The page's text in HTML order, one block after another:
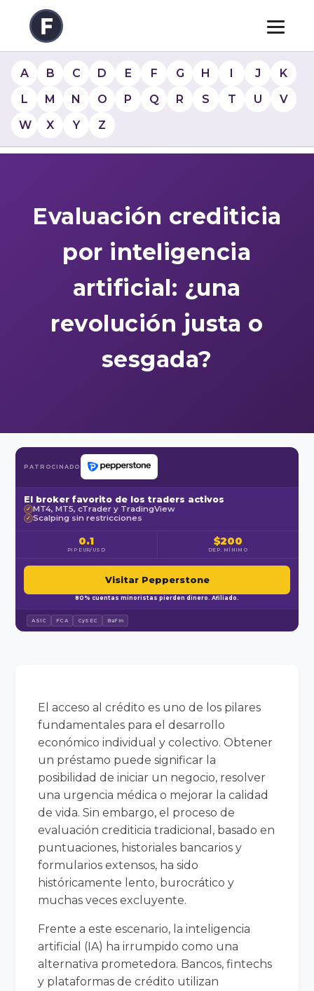
A B C D E F G H I J
K
L
M N O P Q R S T U
V
W
X Y Z
Evaluación crediticia
por inteligencia
artificial: ¿una
revolución justa o
sesgada?
PATROCINADO
El broker favorito de los traders activos
✓ MT4, MT5, cTrader y TradingView
✓ Scalping sin restricciones
0.1
PIP EUR/USD
$200
DEP. MÍNIMO
Visitar Pepperstone
80% cuentas minoristas pierden dinero. Afiliado.
ASIC FCA CySEC BaFin
El acceso al crédito es uno de los pilares
fundamentales para el desarrollo
económico individual y colectivo. Obtener
un préstamo puede significar la
posibilidad de iniciar un negocio, resolver
una urgencia médica o mejorar la calidad
de vida. Sin embargo, el proceso de
evaluación crediticia tradicional, basado en
puntuaciones, historiales bancarios y
formularios extensos, ha sido
históricamente lento, burocrático y
muchas veces excluyente.
Frente a este escenario, la inteligencia
artificial (IA) ha irrumpido como una
alternativa prometedora. Bancos, fintechs
y plataformas de crédito utilizan